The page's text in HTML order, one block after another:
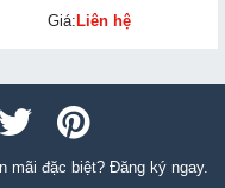
Giá: Liên hệ
mãi đặc biệt? Đăng ký ngay.